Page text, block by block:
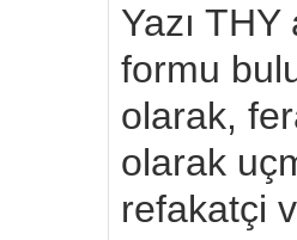
Yazı
formu
olarak,
olarak
refakatçi